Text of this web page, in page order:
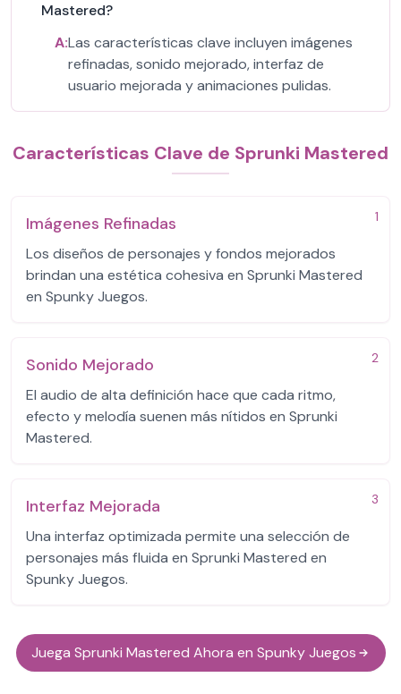
Mastered?
A:Las características clave incluyen imágenes
refinadas, sonido mejorado, interfaz de
usuario mejorada y animaciones pulidas.
Características Clave de Sprunki Mastered
1
Imágenes Refinadas
Los diseños de personajes y fondos mejorados
brindan una estética cohesiva en Sprunki Mastered
en Spunky Juegos.
2
Sonido Mejorado
El audio de alta definición hace que cada ritmo,
efecto y melodía suenen más nítidos en Sprunki
Mastered.
3
Interfaz Mejorada
Una interfaz optimizada permite una selección de
personajes más fluida en Sprunki Mastered en
Spunky Juegos.
Juega Sprunki Mastered Ahora en Spunky Juegos